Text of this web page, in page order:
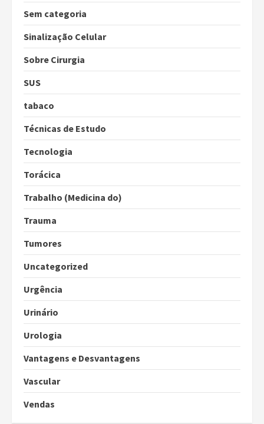
Sem categoria
Sinalização Celular
Sobre Cirurgia
SUS
tabaco
Técnicas de Estudo
Tecnologia
Torácica
Trabalho (Medicina do)
Trauma
Tumores
Uncategorized
Urgência
Urinário
Urologia
Vantagens e Desvantagens
Vascular
Vendas